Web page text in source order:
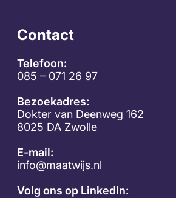
Contact
Telefoon:
085 – 071 26 97
Bezoekadres:
Dokter van Deenweg 162
8025 DA Zwolle
E-mail:
info@maatwijs.nl
Volg ons op LinkedIn: